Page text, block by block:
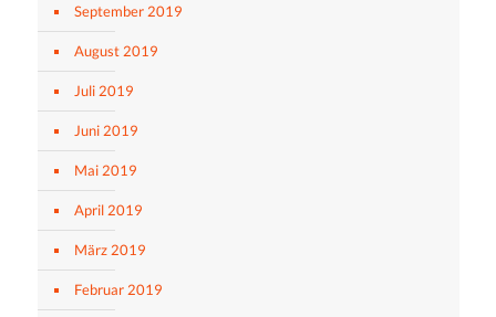
September 2019
August 2019
Juli 2019
Juni 2019
Mai 2019
April 2019
März 2019
Februar 2019